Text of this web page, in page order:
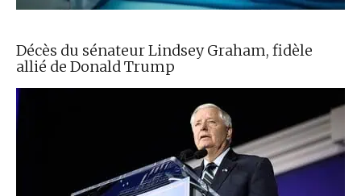
Décès du sénateur Lindsey Graham, fidèle
allié de Donald Trump